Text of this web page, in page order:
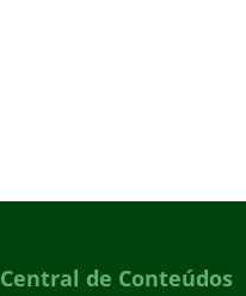
Central de Conteúdos